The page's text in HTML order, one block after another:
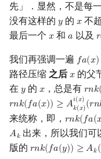
先」．显然，不是每
没有这样的 𝑦
y的 𝑥
x不
最后一个 𝑥
x 和𝑎
a 以及 𝑟
r
我们再强调一遍 𝑓𝑎(𝑥)
fa(x)
路径压缩 之后 𝑥
x 的父
在 𝑦
y的 𝑥
x，总是有 𝑟𝑛𝑘
rnk(
𝑟𝑛𝑘(𝑓𝑎(𝑥)) ≥ 𝐴𝑖(𝑥)
𝑘(𝑥)(𝑟𝑛
rnk(fa(x))≥A k( x)i(x)(rnk
来统称，即， 𝑟𝑛𝑘(𝑓𝑎(
rnk(fa(x)
𝐴𝑘
Ak 出来，所以我们
版的 𝑟𝑛𝑘(𝑓𝑎(𝑦)) ≥ 𝐴𝑘(
rnk(fa(y))≥Ak( rnk(